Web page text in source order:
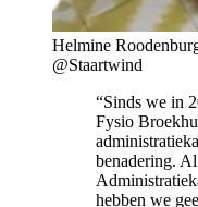
Helmine
@Staartwind
“Sinds we in
Fysio
benadering.
hebben we